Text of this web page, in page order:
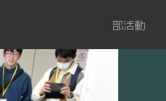
部活動